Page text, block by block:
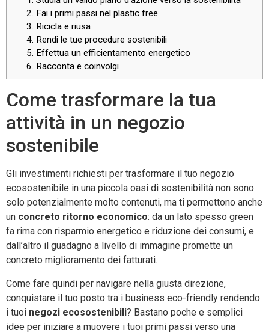
2. Fai i primi passi nel plastic free
3. Ricicla e riusa
4. Rendi le tue procedure sostenibili
5. Effettua un efficientamento energetico
6. Racconta e coinvolgi
Come trasformare la tua
attività in un negozio
sostenibile
Gli investimenti richiesti per trasformare il tuo negozio
ecosostenibile in una piccola oasi di sostenibilità non sono
solo potenzialmente molto contenuti, ma ti permettono anche
un concreto ritorno economico: da un lato spesso green
fa rima con risparmio energetico e riduzione dei consumi, e
dall’altro il guadagno a livello di immagine promette un
concreto miglioramento dei fatturati.
Come fare quindi per navigare nella giusta direzione,
conquistare il tuo posto tra i business eco-friendly rendendo
i tuoi negozi ecosostenibili? Bastano poche e semplici
idee per iniziare a muovere i tuoi primi passi verso una